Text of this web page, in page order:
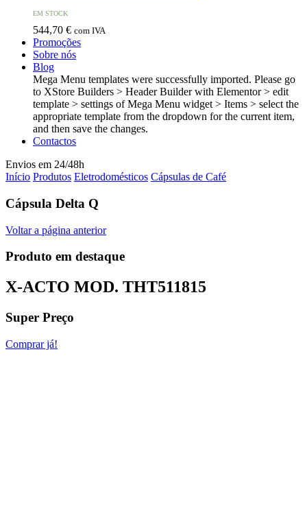
EM STOCK
544,70 € com IVA
Promoções
Sobre nós
Blog
Mega Menu templates were successfully imported. Please go
to XStore Builders > Header Builder with Elementor > edit
template > settings of Mega Menu widget > Items > select the
appropriate template from the dropdown for the current item,
and then save the changes.
Contactos
Envios em 24/48h
Início Produtos Eletrodomésticos Cápsulas de Café
Cápsula Delta Q
Voltar a página anterior
Produto em destaque
X-ACTO MOD. THT511815
Super Preço
Comprar já!